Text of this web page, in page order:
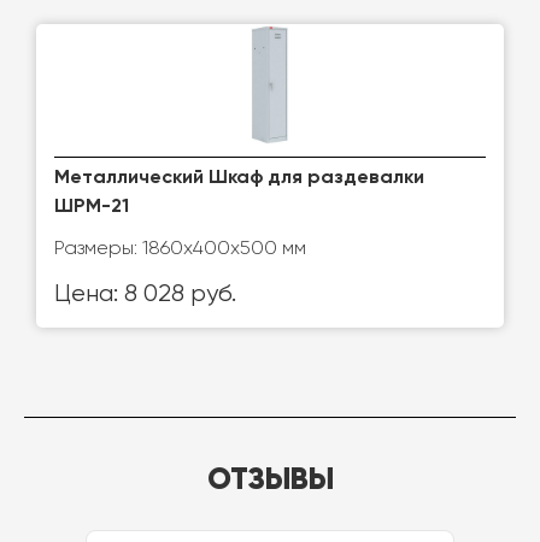
Металлический Шкаф для раздевалки
ШРМ-21
Размеры: 1860х400х500 мм
Цена: 8 028 руб.
ОТЗЫВЫ